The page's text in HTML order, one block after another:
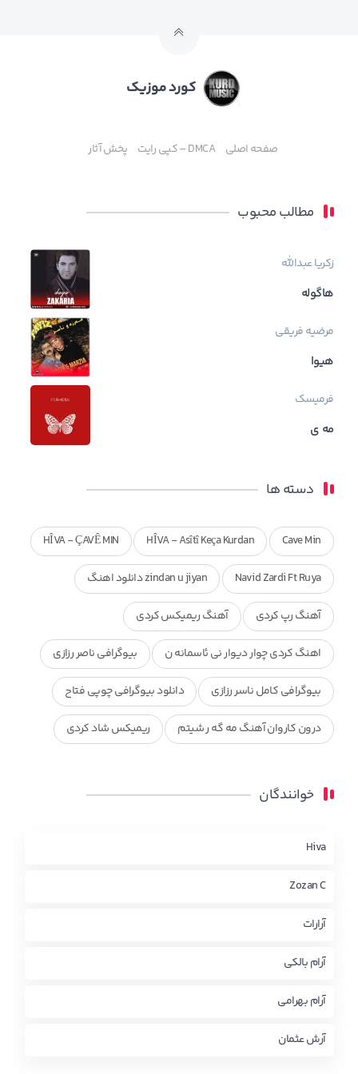
کورد موزیک
صفحه اصلی DMCA – کپی رایت پخش آثار
مطالب محبوب
زکریا عبدالله
هاگوله
مرضیه فریقی
هیوا
فرمیسک
مه ی
دسته ها
Cave Min
HÎVA - Asîtî Keça Kurdan
HÎVA - ÇAVÊ MIN
Navid Zardi Ft Ruya zindan u jiyan دانلود اهنگ
آهنگ رپ کردی آهنگ ریمیکس کردی
اهنگ کردی چوار دیوار نی ئاسمانه ن بیوگرافی ناصر رزازی
بیوگرافی کامل ناسر رزازی دانلود بیوگرافی چوپی فتاح
درون کاروان آهنگ مه گه ر شیتم ریمیکس شاد کردی
محمد جزا
چاو من
خوانندگان
Hiva
Zozan C
آرارات
آرام بالکی
آرام بهرامی
آرش عثمان